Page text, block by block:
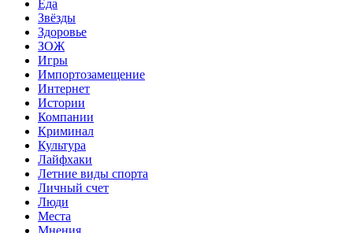
Еда
Звёзды
Здоровье
ЗОЖ
Игры
Импортозамещение
Интернет
Истории
Компании
Криминал
Культура
Лайфхаки
Летние виды спорта
Личный счет
Люди
Места
Мнения